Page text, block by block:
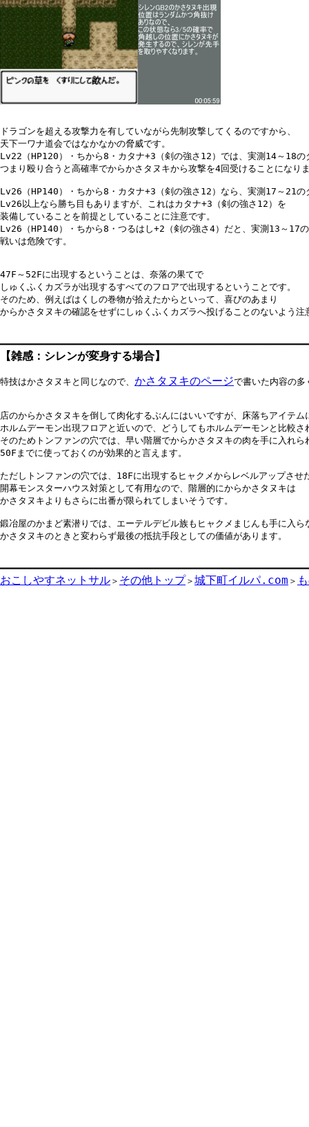
ドラゴンを超える攻撃力を有していながら先制攻撃してくるのですから、
天下一ワナ道会ではなかなかの脅威です。
Lv22（HP120）・ちから8・カタナ+3（剣の強さ12）では、実測14～18の
つまり殴り合うと高確率でからかさタヌキから攻撃を4回受けることになり
Lv26（HP140）・ちから8・カタナ+3（剣の強さ12）なら、実測17～21の
Lv26以上なら勝ち目もありますが、これはカタナ+3（剣の強さ12）を
装備していることを前提としていることに注意です。
Lv26（HP140）・ちから8・つるはし+2（剣の強さ4）だと、実測13～17
戦いは危険です。
47F～52Fに出現するということは、奈落の果てで
しゅくふくカズラが出現するすべてのフロアで出現するということです。
そのため、例えばはくしの巻物が拾えたからといって、喜びのあまり
からかさタヌキの確認をせずにしゅくふくカズラへ投げることのないよう注
【雑感：シレンが変身する場合】
特技はかさタヌキと同じなので、 かさタヌキのページで書いた内容の多
店のからかさタヌキを倒して肉化するぶんにはいいですが、床落ちアイテ
ホルムデーモン出現フロアと近いので、どうしてもホルムデーモンと比較さ
そのためトンファンの穴では、早い階層でからかさタヌキの肉を手に入れら
50Fまでに使っておくのが効果的と言えます。
ただしトンファンの穴では、18Fに出現するヒャクメからレベルアップさせ
開幕モンスターハウス対策として有用なので、階層的にからかさタヌキは
かさタヌキよりもさらに出番が限られてしまいそうです。
鍛冶屋のかまど素潜りでは、エーテルデビル族もヒャクメまじんも手に入ら
かさタヌキのときと変わらず最後の抵抗手段としての価値があります。
おこしやすネットサル ＞ その他トップ ＞ 城下町イルパ.com ＞